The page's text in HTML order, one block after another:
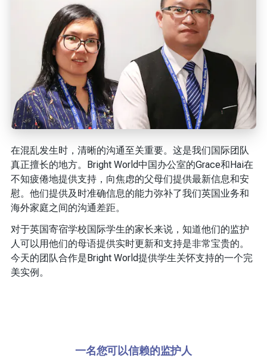
在混乱发生时，清晰的沟通至关重要。这是我们国际团队
真正擅长的地方。Bright World中国办公室的Grace和Hai在
不知疲倦地提供支持，向焦虑的父母们提供最新信息和安
慰。他们提供及时准确信息的能力弥补了我们英国业务和
海外家庭之间的沟通差距。
对于英国寄宿学校国际学生的家长来说，知道他们的监护
人可以用他们的母语提供实时更新和支持是非常宝贵的。
今天的团队合作是Bright World提供学生关怀支持的一个完
美实例。
一名您可以信赖的监护人